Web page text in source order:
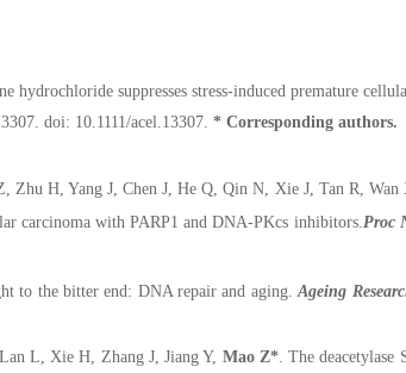
hydrochloride suppresses stress-induced premature
doi: 10.1111/acel.13307. * Corresponding authors.
H, Yang J, Chen J, He Q, Qin N, Xie J, Tan R, Wan
carcinoma with PARP1 and DNA-PKcs inhibitors.Proc
to the bitter end: DNA repair and aging.Ageing
L, Xie H, Zhang J, Jiang Y, Mao Z*. The deacetylase